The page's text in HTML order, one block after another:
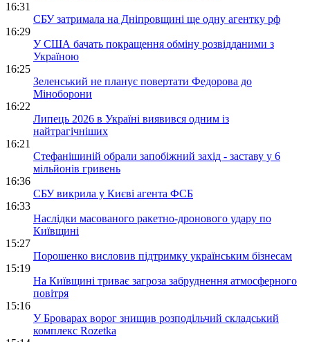
16:31
СБУ затримала на Дніпровщині ще одну агентку рф
16:29
У США бачать покращення обміну розвідданими з
Україною
16:25
Зеленський не планує повертати Федорова до
Міноборони
16:22
Липець 2026 в Україні виявився одним із
найтрагічніших
16:21
Стефанішиній обрали запобіжний захід - заставу у 6
мільйонів гривень
16:36
СБУ викрила у Києві агента ФСБ
16:33
Наслідки масованого ракетно-дронового удару по
Київщині
15:27
Порошенко висловив підтримку українським бізнесам
15:19
На Київщині триває загроза забруднення атмосферного
повітря
15:16
У Броварах ворог знищив розподільчий складський
комплекс Rozetka